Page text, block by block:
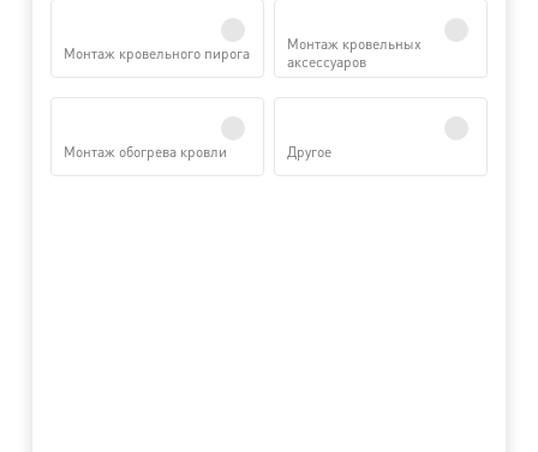
Монтаж кровельного пирога
Монтаж кровельных
аксессуаров
Монтаж обогрева кровли Другое